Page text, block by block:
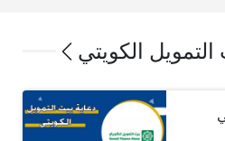
التمويل الكويتي